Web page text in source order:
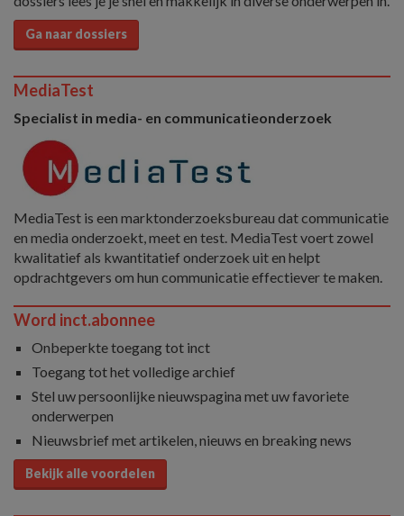
Ga naar dossiers
MediaTest
Specialist in media- en communicatieonderzoek
MediaTest is een marktonderzoeksbureau dat communicatie
en media onderzoekt, meet en test. MediaTest voert zowel
kwalitatief als kwantitatief onderzoek uit en helpt
opdrachtgevers om hun communicatie effectiever te maken.
Word inct.abonnee
Onbeperkte toegang tot inct
Toegang tot het volledige archief
Stel uw persoonlijke nieuwspagina met uw favoriete
onderwerpen
Nieuwsbrief met artikelen, nieuws en breaking news
Bekijk alle voordelen